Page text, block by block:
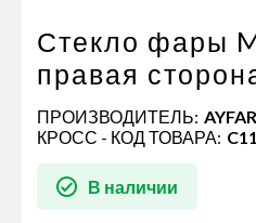
Стекло фары
правая
ПРОИЗВОДИТЕЛЬ: AYFAR
КРОСС - КОД ТОВАРА:
В наличии